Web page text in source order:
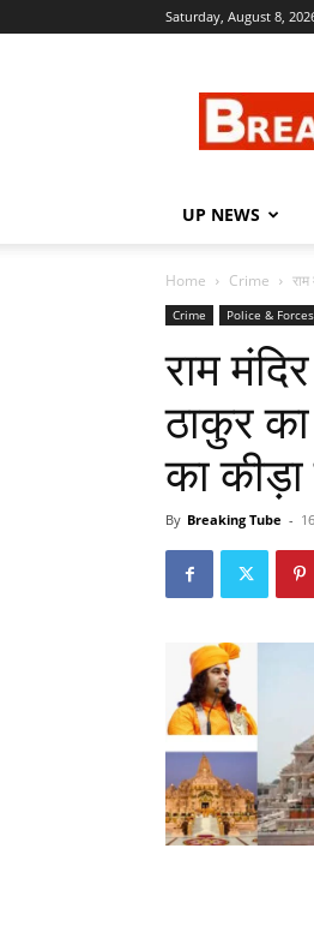
Saturday, August 8,
UP NEWS
Home Crime
Crime Police & Forces
राम
ठाकुर
का कीड़ा
By Breaking Tube -